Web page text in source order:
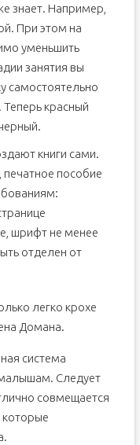
знает. Например,
При этом на
уменьшить
занятия вы
самостоятельно
Теперь красный
книги сами.
пособие
шрифт не менее
отделен от
легко крохе
Домана.
система
малышам. Следует
совмещается
которые